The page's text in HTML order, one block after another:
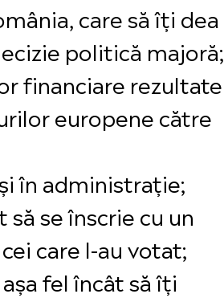
care să îți dea
politică majoră;
financiare rezultate
europene către
în administrație;
se înscrie cu un
care l-au votat;
fel încât să îți